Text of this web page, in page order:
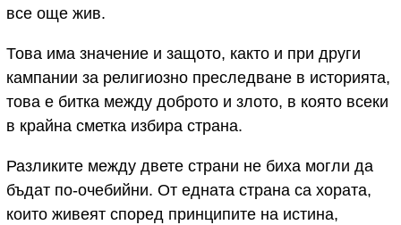
все още жив.
Това има значение и защото, както и при други
кампании за религиозно преследване в историята,
това е битка между доброто и злото, в която всеки
в крайна сметка избира страна.
Разликите между двете страни не биха могли да
бъдат по-очебийни. От едната страна са хората,
които живеят според принципите на истина,